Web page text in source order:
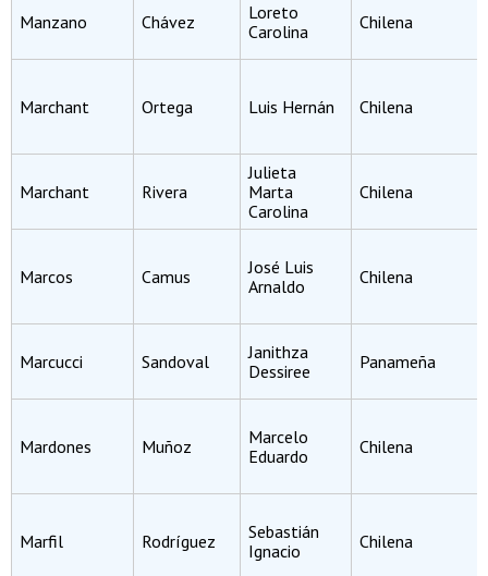
Manzano Chávez
Loreto
Carolina
Chilena
Marchant Ortega Luis Hernán Chilena
Marchant Rivera
Julieta
Marta
Carolina
Chilena
Marcos Camus
José Luis
Arnaldo
Chilena
Marcucci Sandoval
Janithza
Dessiree
Panameña
Mardones Muñoz
Marcelo
Eduardo
Chilena
Marfil Rodríguez
Sebastián
Ignacio
Chilena